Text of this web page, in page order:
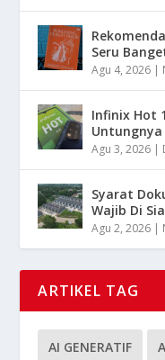
Seru
Agu 4, 2026 |
Infinix Hot
Untungnya
Agu 3, 2026 |
Syarat
Wajib Di
Agu 2, 2026 |
ARTIKEL TAG
AI GENERATIF